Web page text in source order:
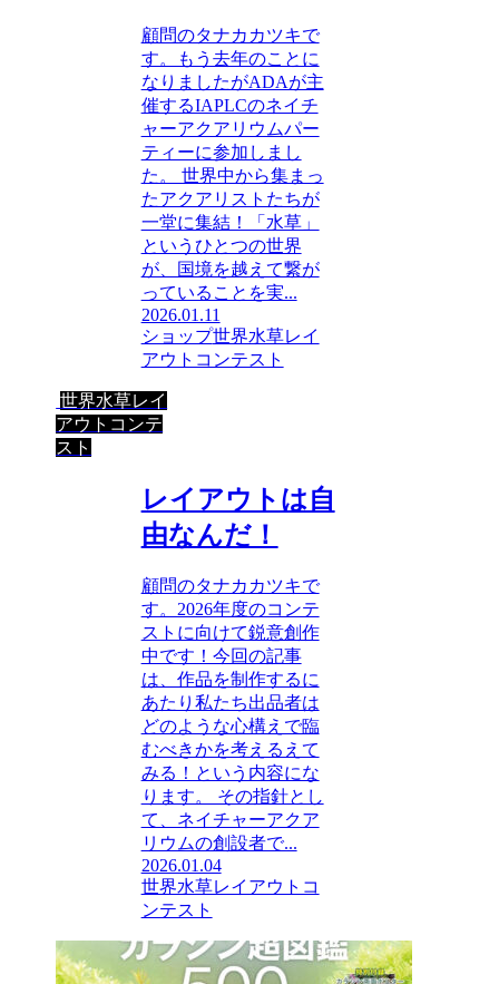
顧問のタナカカツキで
す。もう去年のことに
なりましたがADAが主
催するIAPLCのネイチ
ャーアクアリウムパー
ティーに参加しまし
た。 世界中から集まっ
たアクアリストたちが
一堂に集結！「水草」
というひとつの世界
が、国境を越えて繋が
っていることを実...
2026.01.11
ショップ世界水草レイ
アウトコンテスト
世界水草レイ
アウトコンテ
スト
レイアウトは自
由なんだ！
顧問のタナカカツキで
す。2026年度のコンテ
ストに向けて鋭意創作
中です！今回の記事
は、作品を制作するに
あたり私たち出品者は
どのような心構えで臨
むべきかを考えるえて
みる！という内容にな
ります。 その指針とし
て、ネイチャーアクア
リウムの創設者で...
2026.01.04
世界水草レイアウトコ
ンテスト